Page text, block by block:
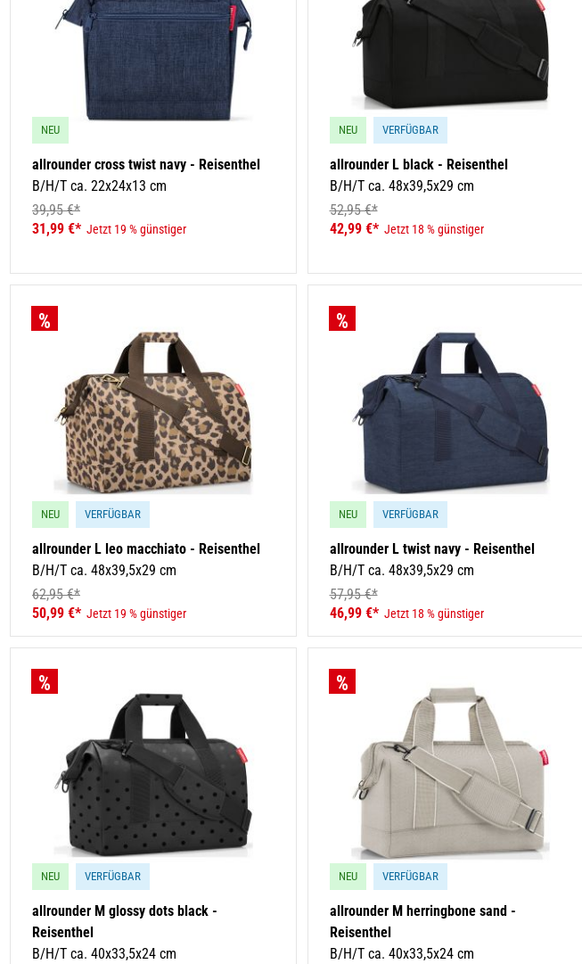
NEU
allrounder cross twist navy - Reisenthel
B/H/T ca. 22x24x13 cm
39,95 €*
31,99 €* Jetzt 19 % günstiger
NEU VERFÜGBAR
allrounder L black - Reisenthel
B/H/T ca. 48x39,5x29 cm
52,95 €*
42,99 €* Jetzt 18 % günstiger
NEU VERFÜGBAR
allrounder L leo macchiato - Reisenthel
B/H/T ca. 48x39,5x29 cm
62,95 €*
50,99 €* Jetzt 19 % günstiger
NEU VERFÜGBAR
allrounder L twist navy - Reisenthel
B/H/T ca. 48x39,5x29 cm
57,95 €*
46,99 €* Jetzt 18 % günstiger
NEU VERFÜGBAR
allrounder M glossy dots black -
Reisenthel
B/H/T ca. 40x33,5x24 cm
NEU VERFÜGBAR
allrounder M herringbone sand -
Reisenthel
B/H/T ca. 40x33,5x24 cm